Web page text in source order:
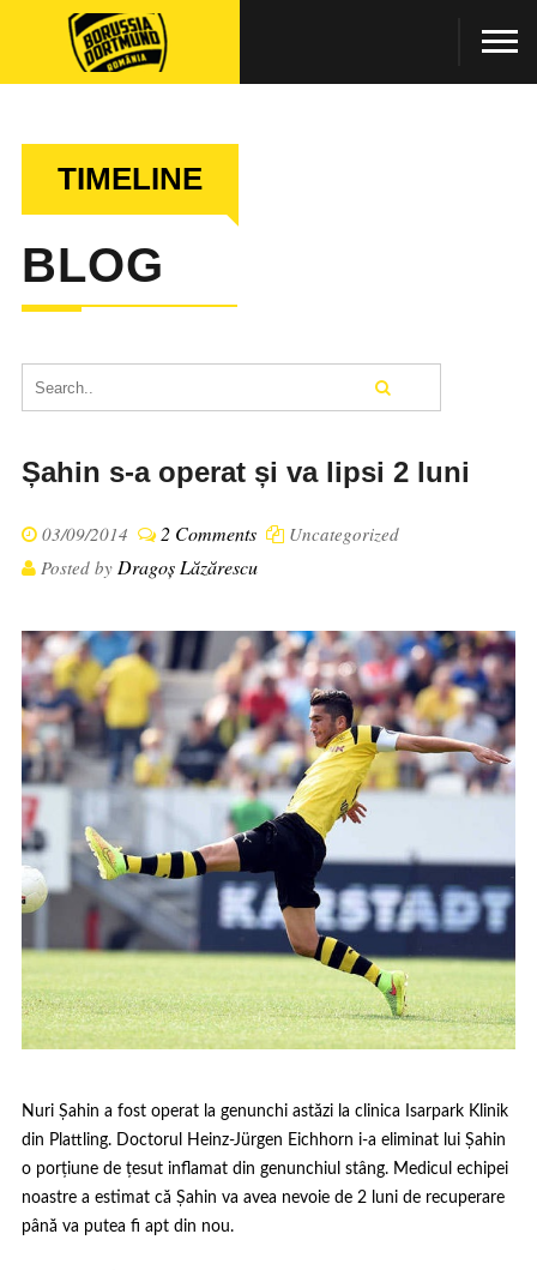
TIMELINE
BLOG
Șahin s-a operat și va lipsi 2 luni
03/09/2014 2 Comments
Uncategorized
Posted by Dragoș Lăzărescu
Nuri Șahin a fost operat la genunchi astăzi la clinica Isarpark Klinik
din Plattling. Doctorul Heinz-Jürgen Eichhorn i-a eliminat lui Șahin
o porțiune de țesut inflamat din genunchiul stâng. Medicul echipei
noastre a estimat că Șahin va avea nevoie de 2 luni de recuperare
până va putea fi apt din nou.